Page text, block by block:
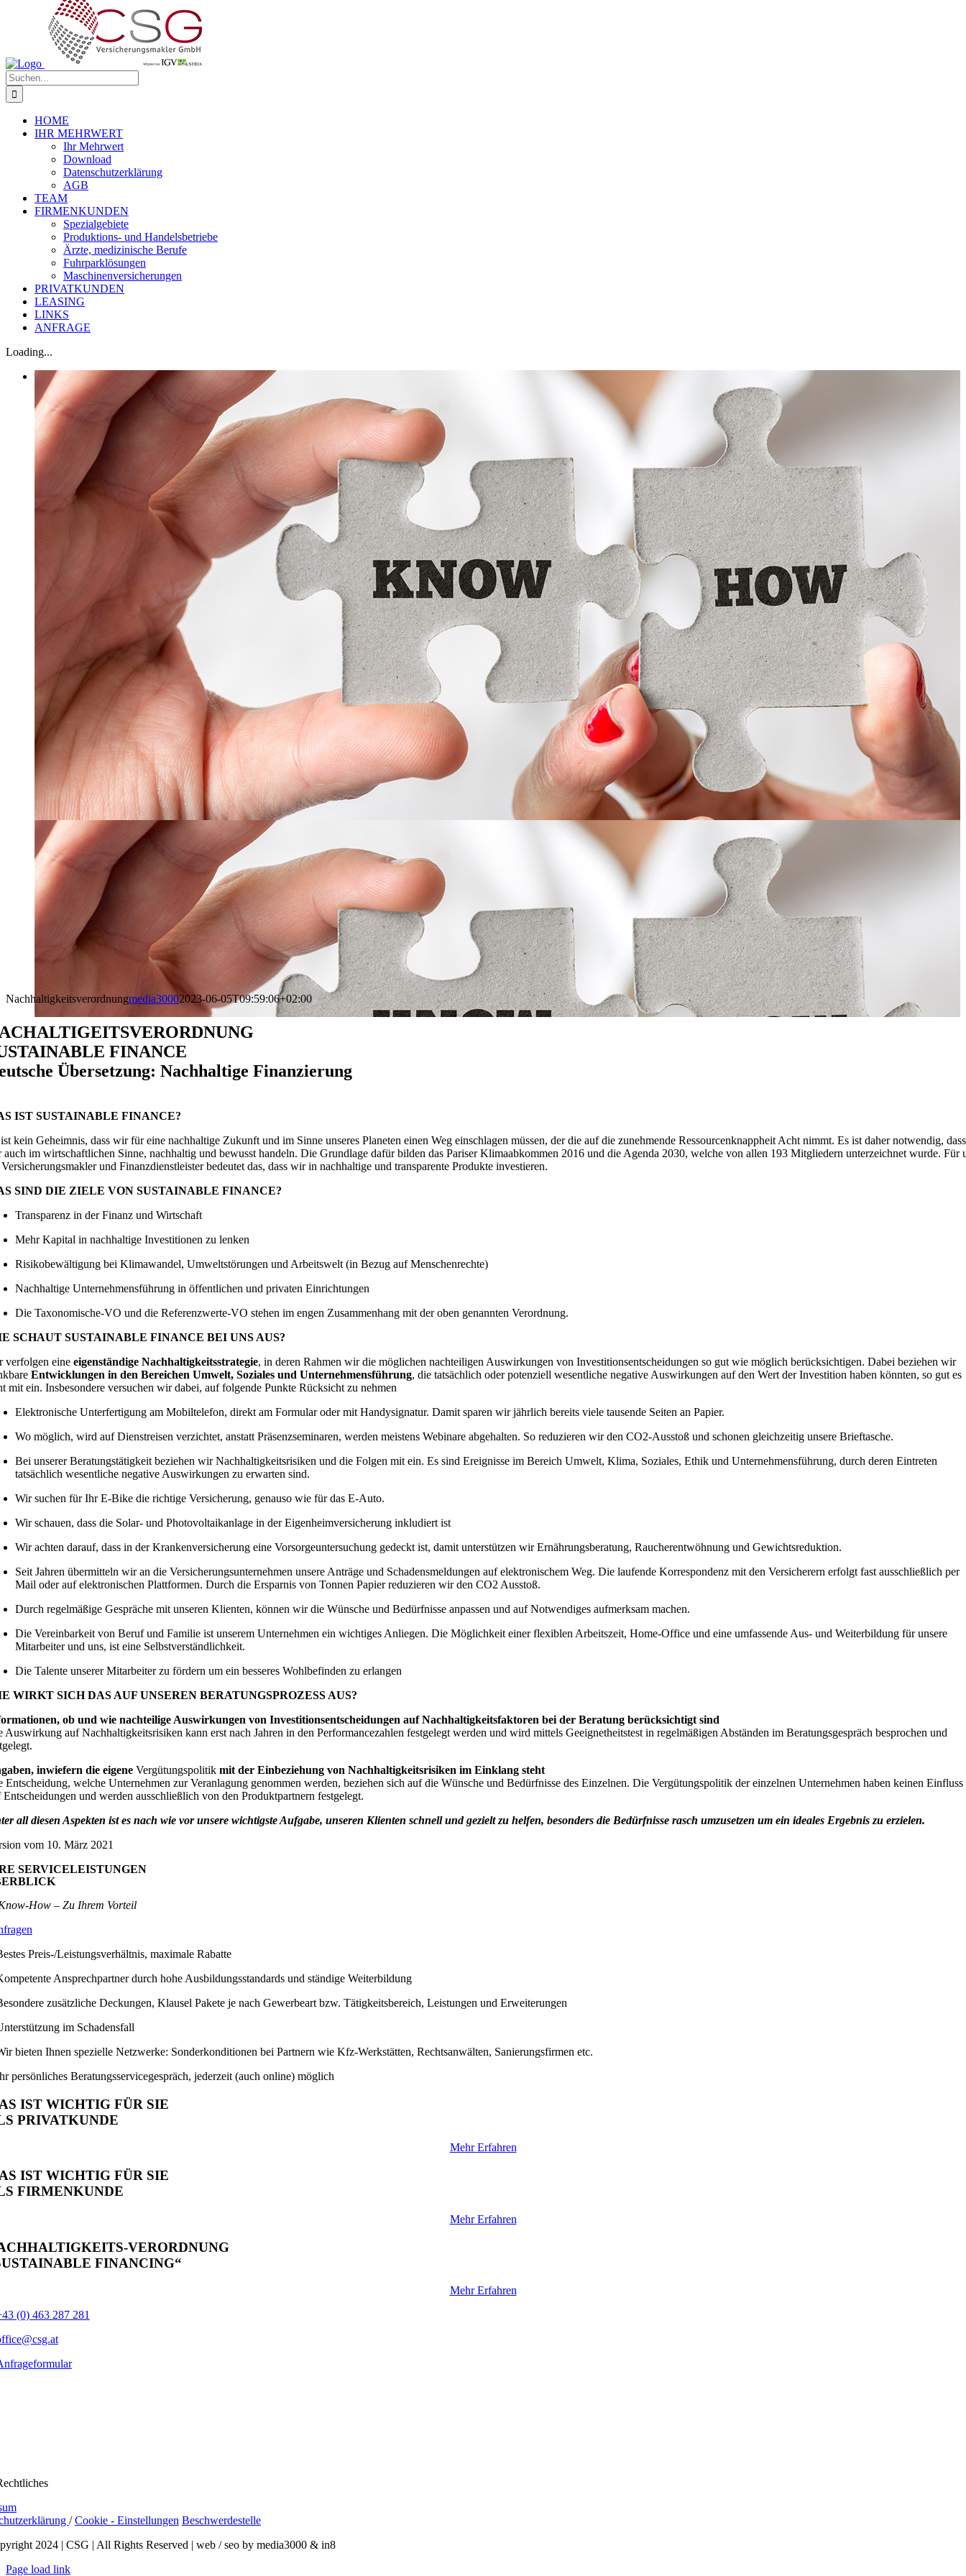
Suche
nach:
HOME
IHR MEHRWERT
Ihr Mehrwert
Download
Datenschutzerklärung
AGB
TEAM
FIRMENKUNDEN
Spezialgebiete
Produktions- und Handelsbetriebe
Ärzte, medizinische Berufe
Fuhrparklösungen
Maschinenversicherungen
PRIVATKUNDEN
LEASING
LINKS
ANFRAGE
Loading...
Nachhaltigkeitsverordnungmedia30002023-06-05T09:59:06+02:00
FINANCE
Übersetzung: Nachhaltige Finanzierung
IST SUSTAINABLE FINANCE?
kein Geheimnis, dass wir für eine nachhaltige Zukunft und im Sinne unseres Planeten einen Weg einschlagen müssen, der die auf die zunehmende Ressourcenknappheit Acht nimmt. Es ist daher notwendig, dass
auch im wirtschaftlichen Sinne, nachhaltig und bewusst handeln. Die Grundlage dafür bilden das Pariser Klimaabkommen 2016 und die Agenda 2030, welche von allen 193 Mitgliedern unterzeichnet wurde. Für
Versicherungsmakler und Finanzdienstleister bedeutet das, dass wir in nachhaltige und transparente Produkte investieren.
SIND DIE ZIELE VON SUSTAINABLE FINANCE?
Transparenz in der Finanz und Wirtschaft
Mehr Kapital in nachhaltige Investitionen zu lenken
Risikobewältigung bei Klimawandel, Umweltstörungen und Arbeitswelt (in Bezug auf Menschenrechte)
Nachhaltige Unternehmensführung in öffentlichen und privaten Einrichtungen
Die Taxonomische‐VO und die Referenzwerte‐VO stehen im engen Zusammenhang mit der oben genannten Verordnung.
SCHAUT SUSTAINABLE FINANCE BEI UNS AUS?
verfolgen eineeigenständige Nachhaltigkeitsstrategie, in deren Rahmen wir die möglichen nachteiligen Auswirkungen von Investitionsentscheidungen so gut wie möglich berücksichtigen. Dabei beziehen wir
Entwicklungen in den Bereichen Umwelt, Soziales und Unternehmensführung, die tatsächlich oder potenziell wesentliche negative Auswirkungen auf den Wert der Investition haben könnten, so gut es
mit ein. Insbesondere versuchen wir dabei, auf folgende Punkte Rücksicht zu nehmen
Elektronische Unterfertigung am Mobiltelefon, direkt am Formular oder mit Handysignatur. Damit sparen wir jährlich bereits viele tausende Seiten an Papier.
Wo möglich, wird auf Dienstreisen verzichtet, anstatt Präsenzseminaren, werden meistens Webinare abgehalten. So reduzieren wir den CO2-Ausstoß und schonen gleichzeitig unsere Brieftasche.
Bei unserer Beratungstätigkeit beziehen wir Nachhaltigkeitsrisiken und die Folgen mit ein. Es sind Ereignisse im Bereich Umwelt, Klima, Soziales, Ethik und Unternehmensführung, durch deren Eintreten
tatsächlich wesentliche negative Auswirkungen zu erwarten sind.
Wir suchen für Ihr E‐Bike die richtige Versicherung, genauso wie für das E-Auto.
Wir schauen, dass die Solar‐ und Photovoltaikanlage in der Eigenheimversicherung inkludiert ist
Wir achten darauf, dass in der Krankenversicherung eine Vorsorgeuntersuchung gedeckt ist, damit unterstützen wir Ernährungsberatung, Raucherentwöhnung und Gewichtsreduktion.
Seit Jahren übermitteln wir an die Versicherungsunternehmen unsere Anträge und Schadensmeldungen auf elektronischem Weg. Die laufende Korrespondenz mit den Versicherern erfolgt fast ausschließlich per
Mail oder auf elektronischen Plattformen. Durch die Ersparnis von Tonnen Papier reduzieren wir den CO2 Ausstoß.
Durch regelmäßige Gespräche mit unseren Klienten, können wir die Wünsche und Bedürfnisse anpassen und auf Notwendiges aufmerksam machen.
Die Vereinbarkeit von Beruf und Familie ist unserem Unternehmen ein wichtiges Anliegen. Die Möglichkeit einer flexiblen Arbeitszeit, Home‐Office und eine umfassende Aus‐ und Weiterbildung für unsere
Mitarbeiter und uns, ist eine Selbstverständlichkeit.
Die Talente unserer Mitarbeiter zu fördern um ein besseres Wohlbefinden zu erlangen
WIRKT SICH DAS AUF UNSEREN BERATUNGSPROZESS AUS?
ob und wie nachteilige Auswirkungen von Investitionsentscheidungen auf Nachhaltigkeitsfaktoren bei der Beratung berücksichtigt sind
Auswirkung auf Nachhaltigkeitsrisiken kann erst nach Jahren in den Performancezahlen festgelegt werden und wird mittels Geeignetheitstest in regelmäßigen Abständen im Beratungsgespräch besprochen und
inwiefern die eigeneVergütungspolitikmit der Einbeziehung von Nachhaltigkeitsrisiken im Einklang steht
Entscheidung, welche Unternehmen zur Veranlagung genommen werden, beziehen sich auf die Wünsche und Bedürfnisse des Einzelnen. Die Vergütungspolitik der einzelnen Unternehmen haben keinen Einfluss
Entscheidungen und werden ausschließlich von den Produktpartnern festgelegt.
all diesen Aspekten ist es nach wie vor unsere wichtigste Aufgabe, unseren Klienten schnell und gezielt zu helfen, besonders die Bedürfnisse rasch umzusetzen um ein ideales Ergebnis zu erzielen.
vom 10. März 2021
SERVICELEISTUNGEN
How – Zu Ihrem Vorteil
Preis-/Leistungsverhältnis, maximale Rabatte
Ansprechpartner durch hohe Ausbildungsstandards und ständige Weiterbildung
zusätzliche Deckungen, Klausel Pakete je nach Gewerbeart bzw. Tätigkeitsbereich, Leistungen und Erweiterungen
im Schadensfall
bieten Ihnen spezielle Netzwerke: Sonderkonditionen bei Partnern wie Kfz-Werkstätten, Rechtsanwälten, Sanierungsfirmen etc.
persönliches Beratungsservicegespräch, jederzeit (auch online) möglich
IST WICHTIG FÜR SIE
PRIVATKUNDE
Mehr Erfahren
IST WICHTIG FÜR SIE
FIRMENKUNDE
Mehr Erfahren
VERORDNUNG
FINANCING“
Mehr Erfahren
(0) 463 287 281
/Cookie - Einstellungen Beschwerdestelle
2024 | CSG | All Rights Reserved | web / seo by media3000 & in8
Page load link